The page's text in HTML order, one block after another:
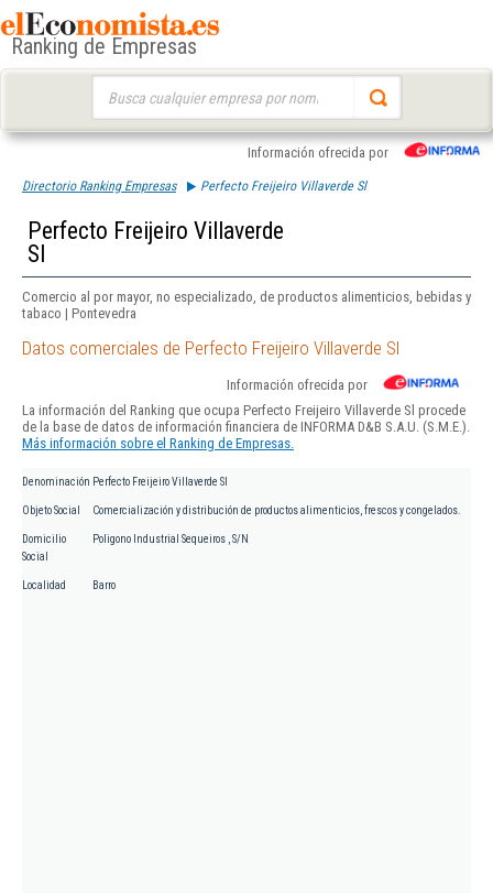
Ranking de Empresas
Información ofrecida por
Directorio Ranking Empresas Perfecto Freijeiro Villaverde Sl
Perfecto Freijeiro Villaverde
Sl
Comercio al por mayor, no especializado, de productos alimenticios, bebidas y
tabaco | Pontevedra
Datos comerciales de Perfecto Freijeiro Villaverde Sl
Información ofrecida por
La información del Ranking que ocupa Perfecto Freijeiro Villaverde Sl procede
de la base de datos de información financiera de INFORMA D&B S.A.U. (S.M.E.).
Más información sobre el Ranking de Empresas.
Denominación Perfecto Freijeiro Villaverde Sl
Objeto Social Comercialización y distribución de productos alimenticios, frescos y congelados.
Domicilio
Social
Poligono Industrial Sequeiros , S/N
Localidad Barro